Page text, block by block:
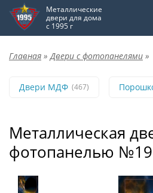
Металлические
двери для дома
с 1995 г
Главная » Двери с фотопанелями »
Двери МДФ (467)
Металлическая
фотопанелью